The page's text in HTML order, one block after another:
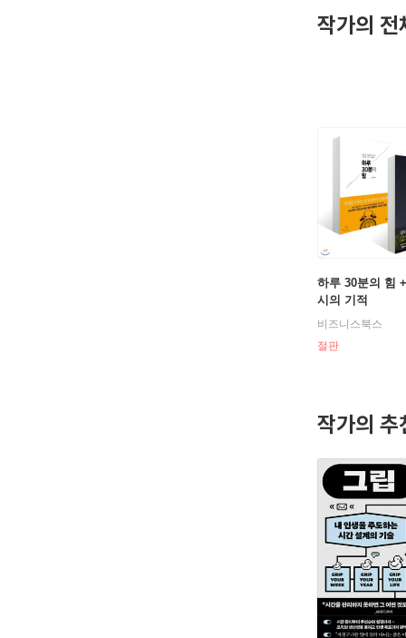
꽉 찬 스
작가의 전
하루 30분의 힘
시의 기적
비즈니스북스
절판
작가의 추